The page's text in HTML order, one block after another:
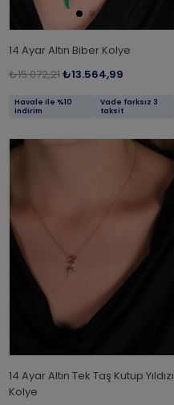
14 Ayar Altın Biber Kolye
₺15.072,21₺13.564,99
Havale ile %10
indirim
Vade farksız 3
taksit
14 Ayar Altın Tek Taş Kutup Yıldızı
Kolye